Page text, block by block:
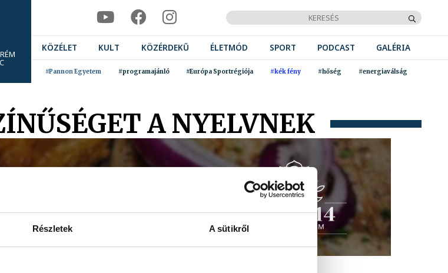
Részletek A sütikről
KÖZÉLET KULT KÖZÉRDEKŰ ÉLETMÓD SPORT PODCAST GALÉRIA
#Pannon Egyetem #programajánló #Európa Sportrégiója #kék fény #hőség #energiaválság
A NYELVNEK